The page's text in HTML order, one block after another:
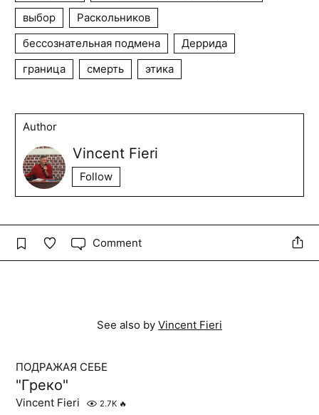
выбор
Раскольников
бессознательная подмена
Деррида
граница
смерть этика
Author
Vincent Fieri
Follow
Comment
See also by Vincent Fieri
ПОДРАЖАЯ СЕБЕ
"Греко"
Vincent Fieri 2.7K 🔥